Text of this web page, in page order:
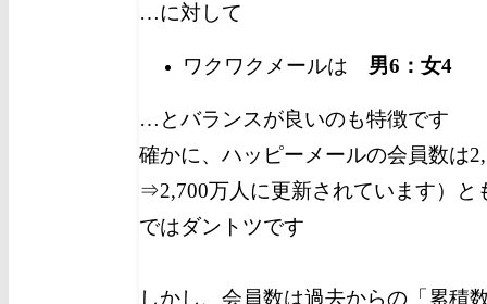
…に対して
ワクワクメールは 男6：女4
…とバランスが良いのも特徴です
確かに、ハッピーメールの会員数は
⇒2,700万人に更新されています）と
ではダントツです
しかし、会員数は過去からの「累積